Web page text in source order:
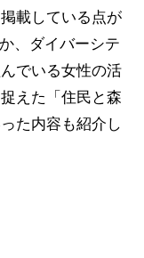
載している点が
、ダイバーシテ
でいる女性の活
えた「住民と森
た内容も紹介し